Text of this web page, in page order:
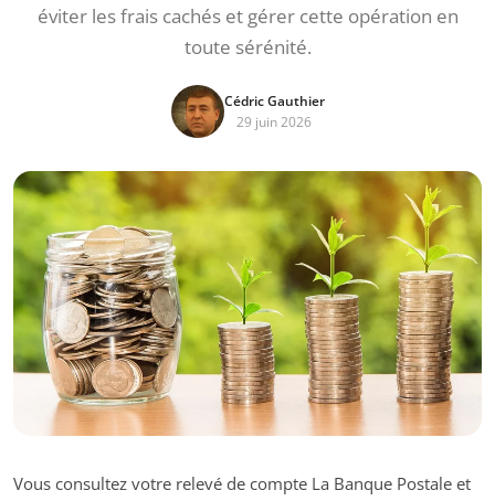
éviter les frais cachés et gérer cette opération en
toute sérénité.
Cédric Gauthier
29 juin 2026
Vous consultez votre relevé de compte La Banque Postale et